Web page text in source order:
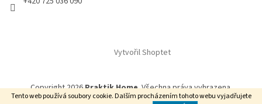
Tento web používá soubory cookie. Dalším procházením tohoto webu vyjadřujete
Vytvořil Shoptet
Copyright 2026Praktik Home. Všechna práva vyhrazena.